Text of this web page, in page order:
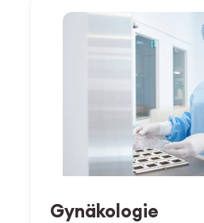
Gynäkologie